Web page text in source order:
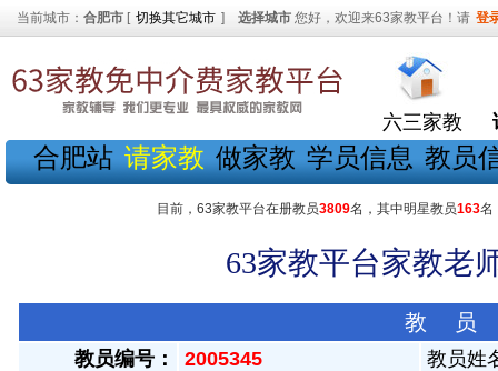
当前城市： 合肥市 [ 切换其它城市 ] 选择城市 您好，欢迎来63家教平台！请 登
六三家教
合肥站 请家教 做家教 学员信息 教员
目前，63家教平台在册教员3809名，其中明星教员163名
63家教平台家教老
教 员
教员编号： 2005345 教员姓